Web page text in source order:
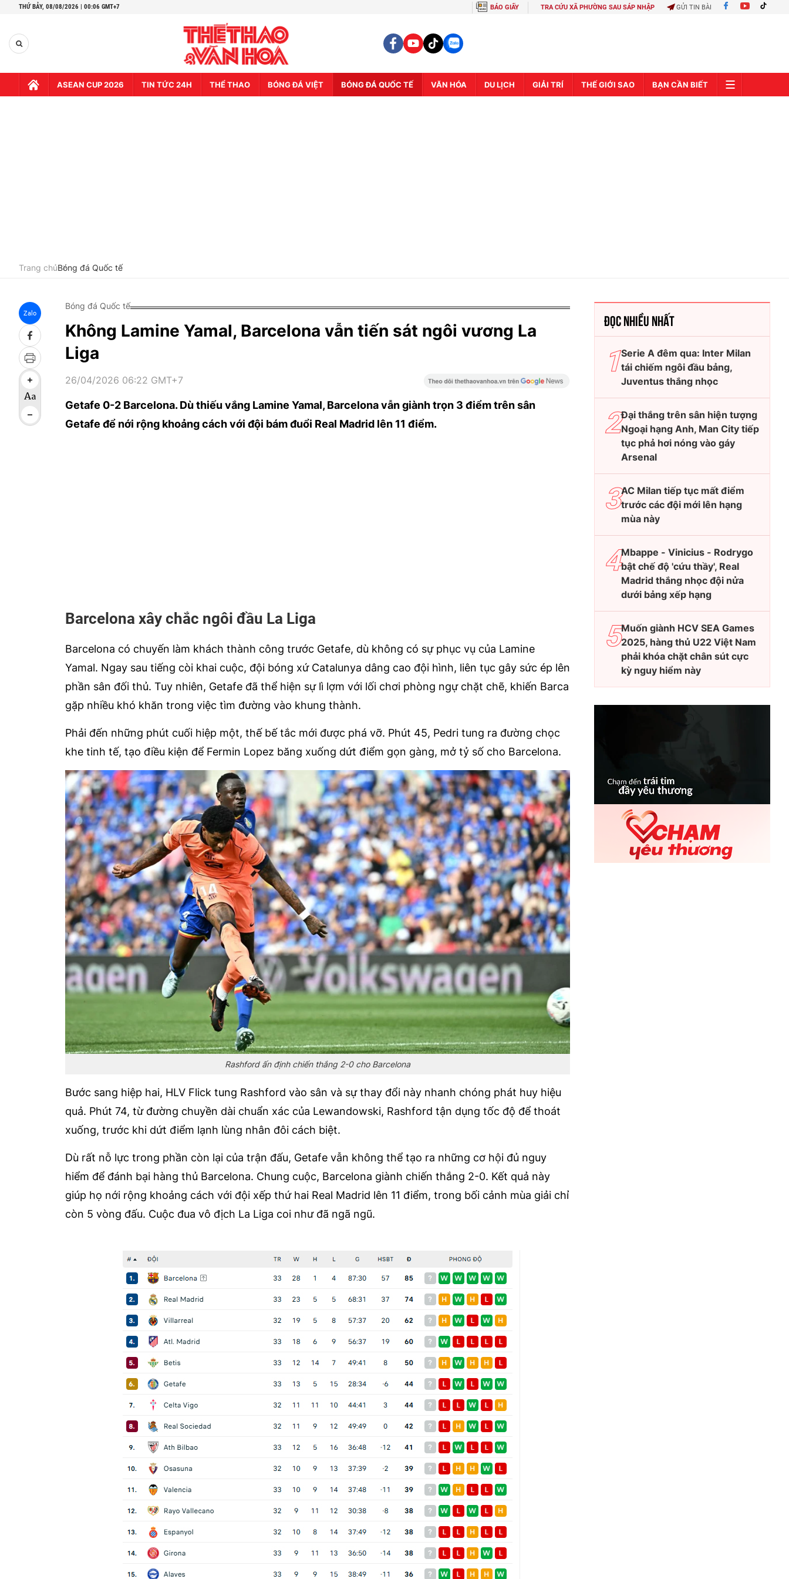
THỨ BẢY, 08/08/2026 | 00:06 GMT+7 BÁO GIẤY TRA CỨU XÃ PHƯỜNG SAU SÁP NHẬP GỬI TIN BÀI
ASEAN CUP 2026 TIN TỨC 24H THỂ THAO BÓNG ĐÁ VIỆT BÓNG ĐÁ QUỐC TẾ VĂN HÓA DU LỊCH GIẢI TRÍ THẾ GIỚI SAO BẠN CẦN BIẾT
Trang chủBóng đá Quốc tế
Zalo
Bóng đá Quốc tế
Không Lamine Yamal, Barcelona vẫn tiến sát ngôi vương La
Liga
26/04/2026 06:22 GMT+7
Getafe 0-2 Barcelona. Dù thiếu vắng Lamine Yamal, Barcelona vẫn giành trọn 3 điểm trên sân
Getafe để nới rộng khoảng cách với đội bám đuổi Real Madrid lên 11 điểm.
Barcelona xây chắc ngôi đầu La Liga
Barcelona có chuyến làm khách thành công trước Getafe, dù không có sự phục vụ của Lamine
Yamal. Ngay sau tiếng còi khai cuộc, đội bóng xứ Catalunya dâng cao đội hình, liên tục gây sức ép lên
phần sân đối thủ. Tuy nhiên, Getafe đã thể hiện sự lì lợm với lối chơi phòng ngự chặt chẽ, khiến Barca
gặp nhiều khó khăn trong việc tìm đường vào khung thành.
Phải đến những phút cuối hiệp một, thế bế tắc mới được phá vỡ. Phút 45, Pedri tung ra đường chọc
khe tinh tế, tạo điều kiện để Fermin Lopez băng xuống dứt điểm gọn gàng, mở tỷ số cho Barcelona.
Rashford ấn định chiến thắng 2-0 cho Barcelona
Bước sang hiệp hai, HLV Flick tung Rashford vào sân và sự thay đổi này nhanh chóng phát huy hiệu
quả. Phút 74, từ đường chuyền dài chuẩn xác của Lewandowski, Rashford tận dụng tốc độ để thoát
xuống, trước khi dứt điểm lạnh lùng nhân đôi cách biệt.
Dù rất nỗ lực trong phần còn lại của trận đấu, Getafe vẫn không thể tạo ra những cơ hội đủ nguy
hiểm để đánh bại hàng thủ Barcelona. Chung cuộc, Barcelona giành chiến thắng 2-0. Kết quả này
giúp họ nới rộng khoảng cách với đội xếp thứ hai Real Madrid lên 11 điểm, trong bối cảnh mùa giải chỉ
còn 5 vòng đấu. Cuộc đua vô địch La Liga coi như đã ngã ngũ.
ĐỌC NHIỀU NHẤT
Serie A đêm qua: Inter Milan
tái chiếm ngôi đầu bảng,
Juventus thắng nhọc
Đại thắng trên sân hiện tượng
Ngoại hạng Anh, Man City tiếp
tục phả hơi nóng vào gáy
Arsenal
AC Milan tiếp tục mất điểm
trước các đội mới lên hạng
mùa này
Mbappe - Vinicius - Rodrygo
bật chế độ 'cứu thầy', Real
Madrid thắng nhọc đội nửa
dưới bảng xếp hạng
Muốn giành HCV SEA Games
2025, hàng thủ U22 Việt Nam
phải khóa chặt chân sút cực
kỳ nguy hiểm này